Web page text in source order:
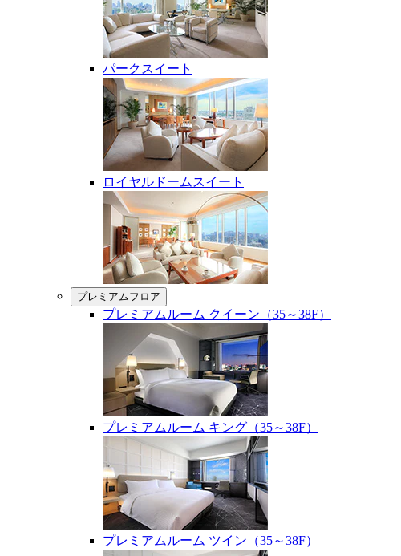
パークスイート
ロイヤルドームスイート
プレミアムフロア
プレミアムルーム クイーン（35～38F）
プレミアムルーム キング（35～38F）
プレミアムルーム ツイン（35～38F）